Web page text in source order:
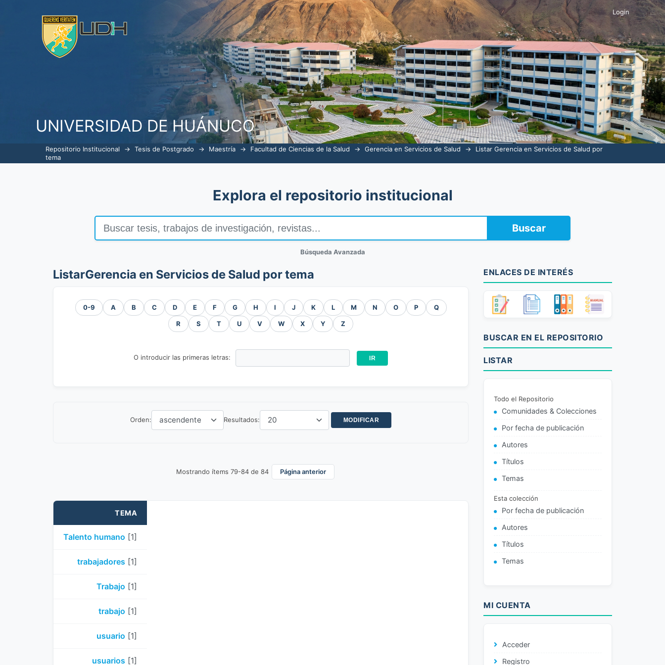
UNIVERSIDAD DE HUÁNUCO
ListarGerencia en Servicios de Salud por tema Login
Repositorio Institucional → Tesis de Postgrado → Maestría → Facultad de Ciencias de la Salud → Gerencia en Servicios de Salud →
Listar Gerencia en Servicios de Salud por
tema
Explora el repositorio institucional
Buscar
Búsqueda Avanzada
ListarGerencia en Servicios de Salud por tema
0-9 A B C D E F G H I J K L M N O P Q
R S T U V W X Y Z
O introducir las primeras letras:
Orden: Resultados:
Mostrando ítems 79-84 de 84 Página anterior
TEMA
Talento humano [1]
trabajadores [1]
Trabajo [1]
trabajo [1]
usuario [1]
usuarios [1]
ENLACES DE INTERÉS
BUSCAR EN EL REPOSITORIO
LISTAR
Todo el Repositorio
Comunidades & Colecciones
Por fecha de publicación
Autores
Títulos
Temas
Esta colección
Por fecha de publicación
Autores
Títulos
Temas
MI CUENTA
Acceder
Registro